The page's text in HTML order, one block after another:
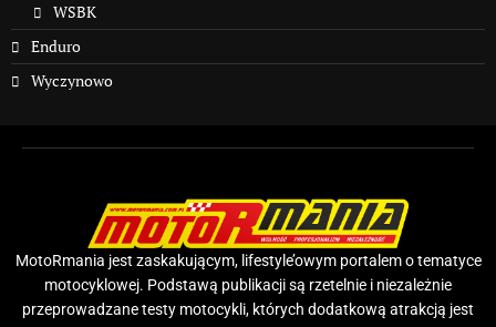
WSBK
Enduro
Wyczynowo
MotoRmania jest zaskakującym, lifestyle’owym portalem o tematyce
motocyklowej. Podstawą publikacji są rzetelnie i niezależnie
przeprowadzane testy motocykli, których dodatkową atrakcją jest